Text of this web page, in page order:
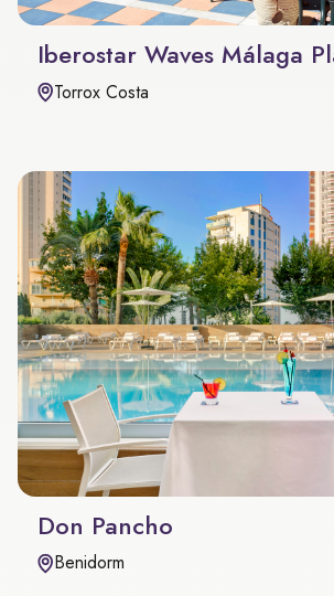
Iberostar Waves Málaga
Torrox Costa
Don Pancho
Benidorm